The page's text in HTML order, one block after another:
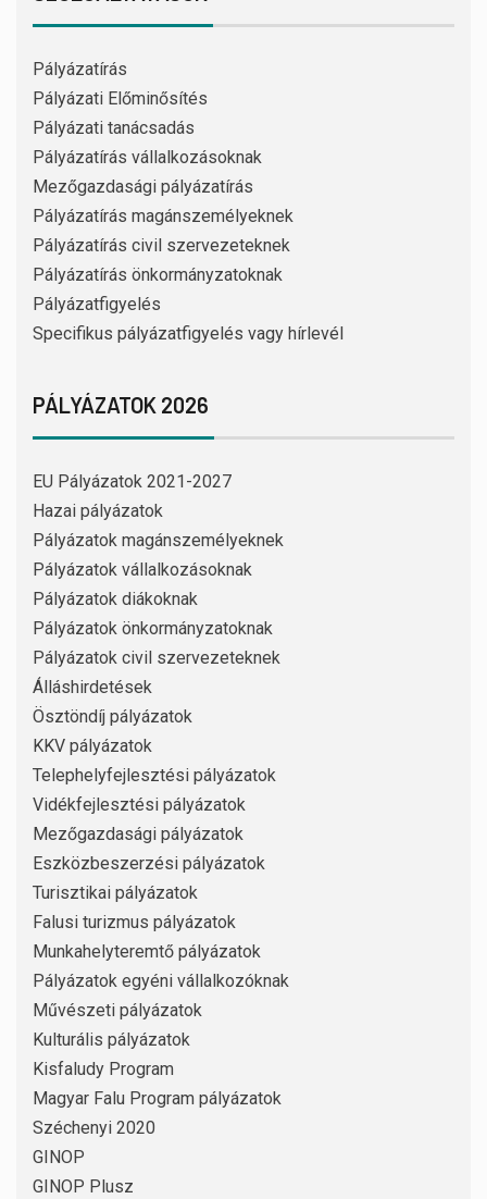
Pályázatírás
Pályázati Előminősítés
Pályázati tanácsadás
Pályázatírás vállalkozásoknak
Mezőgazdasági pályázatírás
Pályázatírás magánszemélyeknek
Pályázatírás civil szervezeteknek
Pályázatírás önkormányzatoknak
Pályázatfigyelés
Specifikus pályázatfigyelés vagy hírlevél
PÁLYÁZATOK 2026
EU Pályázatok 2021-2027
Hazai pályázatok
Pályázatok magánszemélyeknek
Pályázatok vállalkozásoknak
Pályázatok diákoknak
Pályázatok önkormányzatoknak
Pályázatok civil szervezeteknek
Álláshirdetések
Ösztöndíj pályázatok
KKV pályázatok
Telephelyfejlesztési pályázatok
Vidékfejlesztési pályázatok
Mezőgazdasági pályázatok
Eszközbeszerzési pályázatok
Turisztikai pályázatok
Falusi turizmus pályázatok
Munkahelyteremtő pályázatok
Pályázatok egyéni vállalkozóknak
Művészeti pályázatok
Kulturális pályázatok
Kisfaludy Program
Magyar Falu Program pályázatok
Széchenyi 2020
GINOP
GINOP Plusz